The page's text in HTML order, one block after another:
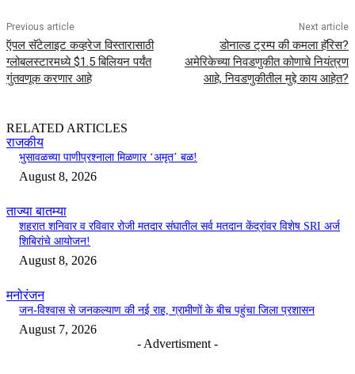
Previous article
ऍपल सॅटेलाइट कव्हरेज विस्तारासाठी
ग्लोबलस्टारमध्ये $1.5 बिलियन पर्यंत
गुंतवणूक करणार आहे
Next article
डोनाल्ड ट्रम्प की कमला हॅरिस?
अमेरिकेच्या निवडणुकीत कोणाचे नियंत्रण
आहे, निवडणुकीतील मुद्दे काय आहेत?
RELATED ARTICLES
राजकीय
भुसावळच्या पाणीप्रश्नाला मिळणार ‘अमृत’ बळ!
August 8, 2026
ताज्या बातम्या
शहरात शनिवार व रविवार रोजी मतदार संघातील सर्व मतदान केंद्रांवर विशेष SRI अर्ज
शिबिरांचे आयोजन!
August 8, 2026
मनोरंजन
जन-विश्वास से जनकल्याण की नई राह, ग्रामीणों के बीच पहुंचा जिला प्रशासन
August 7, 2026
- Advertisment -